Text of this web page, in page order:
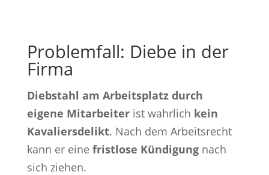
Problemfall: Diebe in der
Firma
Diebstahl am Arbeitsplatz durch
eigene Mitarbeiterist wahrlich kein
Kavaliersdelikt. Nach dem Arbeitsrecht
kann er eine fristlose Kündigungnach
sich ziehen.